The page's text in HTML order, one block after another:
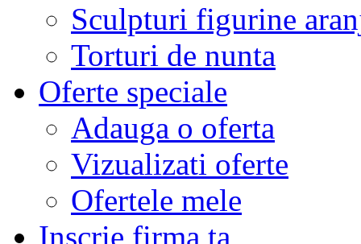
Sculpturi figurine
Torturi de nunta
Oferte speciale
Adauga o oferta
Vizualizati oferte
Ofertele mele
Inscrie firma ta